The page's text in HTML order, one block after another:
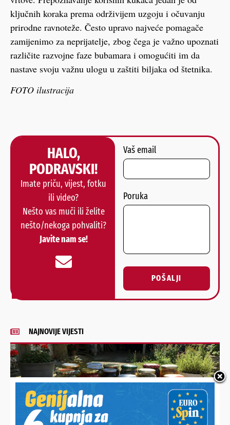
ključnih koraka prema održivijem uzgoju i očuvanju
prirodne ravnoteže. Često upravo najveće pomagače
zamijenimo za neprijatelje, zbog čega je važno upoznati
različite razvojne faze bubamara i omogućiti im da
nastave svoju važnu ulogu u zaštiti biljaka od štetnika.
FOTO ilustracija
HALO,
PODRAVSKI!
Imate priču, vijest, fotku
ili video?
Nešto vas muči ili želite
nešto/nekoga pohvaliti?
Javite nam se!
Vaš email
Poruka
POŠALJI
Alternative:
NAJNOVIJE VIJESTI